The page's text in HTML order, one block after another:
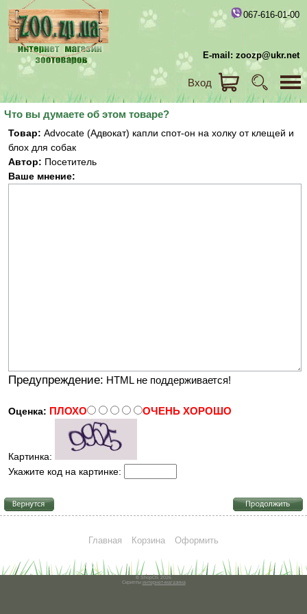
067-616-01-00
E-mail: zoozp@ukr.net
Вход
Что вы думаете об этом товаре?
Товар: Advocate (Адвокат) капли спот-он на холку от клещей и
блох для собак
Автор: Посетитель
Ваше мнение:
Предупреждение: HTML не поддерживается!
Оценка: ПЛОХО ОЧЕНЬ ХОРОШО
Картинка:
Укажите код на картинке:
Главная Корзина Оформить
© ShopOS 2026
Скрипты интернет-магазина